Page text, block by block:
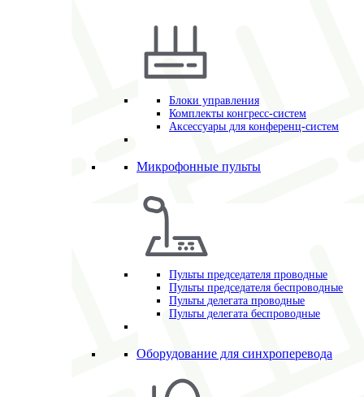
Блоки управления
Комплекты конгресс-систем
Аксессуары для конференц-систем
Микрофонные пульты
Пульты председателя проводные
Пульты председателя беспроводные
Пульты делегата проводные
Пульты делегата беспроводные
Оборудование для синхроперевода